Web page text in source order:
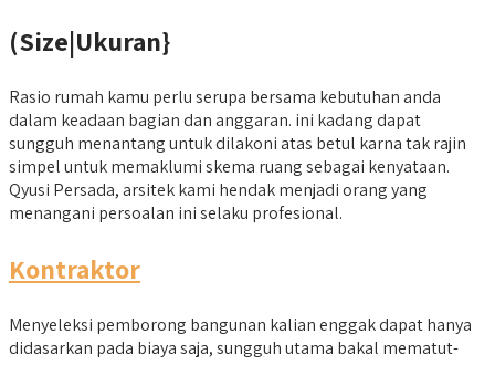
(Size|Ukuran}
Rasio rumah kamu perlu serupa bersama kebutuhan anda
dalam keadaan bagian dan anggaran. ini kadang dapat
sungguh menantang untuk dilakoni atas betul karna tak rajin
simpel untuk memaklumi skema ruang sebagai kenyataan.
Qyusi Persada, arsitek kami hendak menjadi orang yang
menangani persoalan ini selaku profesional.
Kontraktor
Menyeleksi pemborong bangunan kalian enggak dapat hanya
didasarkan pada biaya saja, sungguh utama bakal mematut-